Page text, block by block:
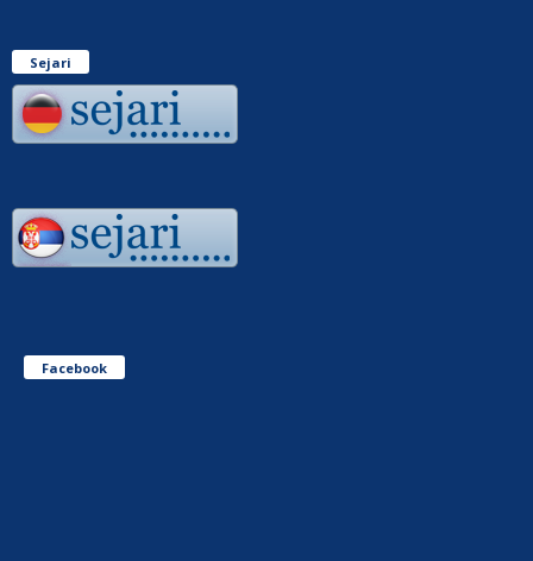
Sejari
Facebook